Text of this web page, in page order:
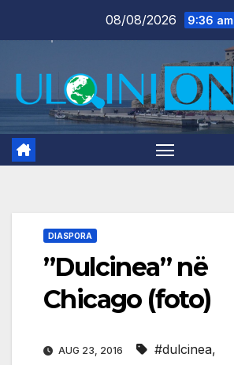
08/08/2026 9:36 am
DIASPORA
”Dulcinea” në
Chicago (foto)
AUG 23, 2016 #dulcinea,